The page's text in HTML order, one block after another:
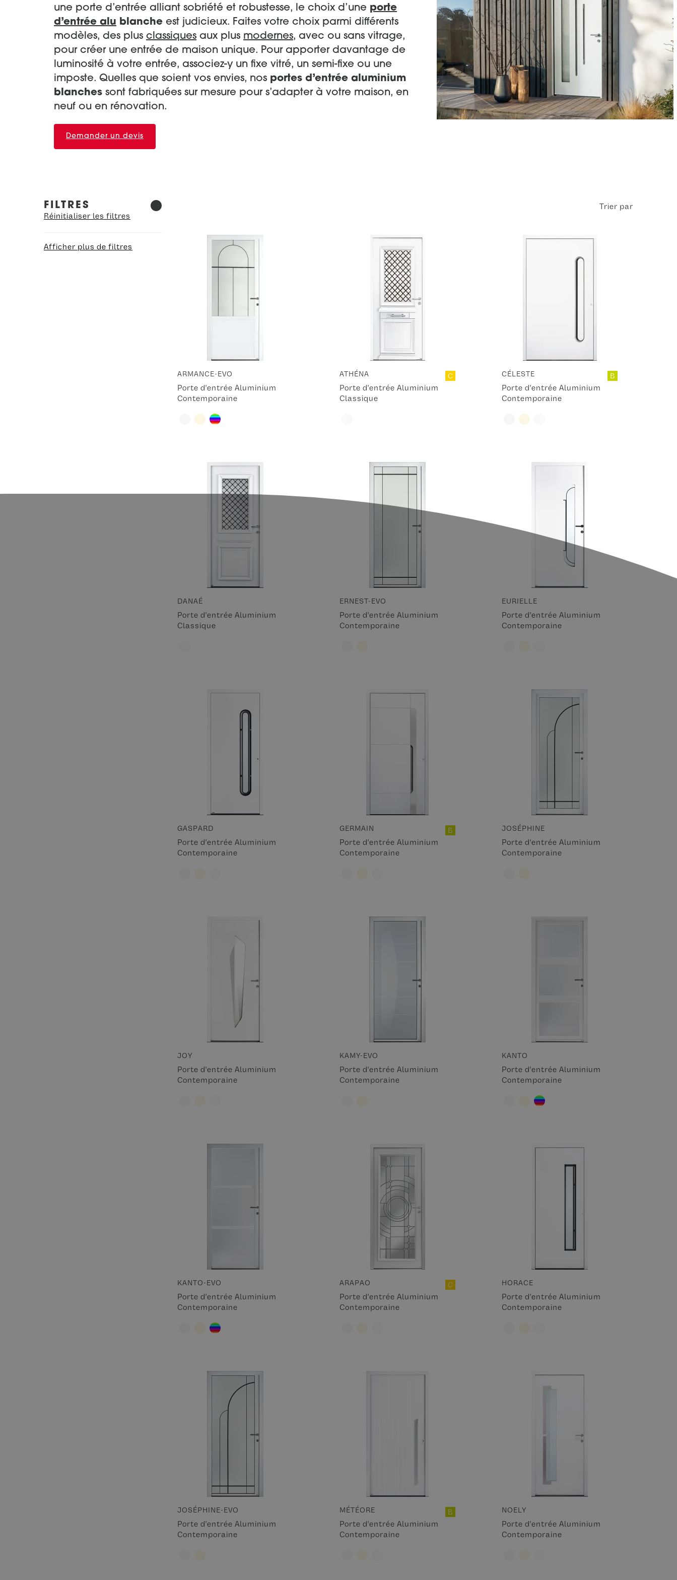
une porte d’entrée alliant sobriété et robustesse, le choix d’une porte
d’entrée alu blanche est judicieux. Faites votre choix parmi différents
modèles, des plus classiques aux plus modernes, avec ou sans vitrage,
pour créer une entrée de maison unique. Pour apporter davantage de
luminosité à votre entrée, associez-y un fixe vitré, un semi-fixe ou une
imposte. Quelles que soient vos envies, nos portes d’entrée aluminium
blanches sont fabriquées sur mesure pour s’adapter à votre maison, en
neuf ou en rénovation.
Demander un devis
FILTRES
Réinitialiser les filtres
Afficher plus de filtres
Trier par
ARMANCE-EVO
Porte d'entrée Aluminium
Contemporaine
ATHÉNA
Porte d'entrée Aluminium
Classique
C CÉLESTE
Porte d'entrée Aluminium
Contemporaine
B
DANAÉ
Porte d'entrée Aluminium
Classique
ERNEST-EVO
Porte d'entrée Aluminium
Contemporaine
EURIELLE
Porte d'entrée Aluminium
Contemporaine
GASPARD
Porte d'entrée Aluminium
Contemporaine
GERMAIN
Porte d'entrée Aluminium
Contemporaine
B JOSÉPHINE
Porte d'entrée Aluminium
Contemporaine
JOY
Porte d'entrée Aluminium
Contemporaine
KAMY-EVO
Porte d'entrée Aluminium
Contemporaine
KANTO
Porte d'entrée Aluminium
Contemporaine
KANTO-EVO
Porte d'entrée Aluminium
Contemporaine
ARAPAO
Porte d'entrée Aluminium
Contemporaine
C HORACE
Porte d'entrée Aluminium
Contemporaine
JOSÉPHINE-EVO
Porte d'entrée Aluminium
Contemporaine
MÉTÉORE
Porte d'entrée Aluminium
Contemporaine
B NOELY
Porte d'entrée Aluminium
Contemporaine